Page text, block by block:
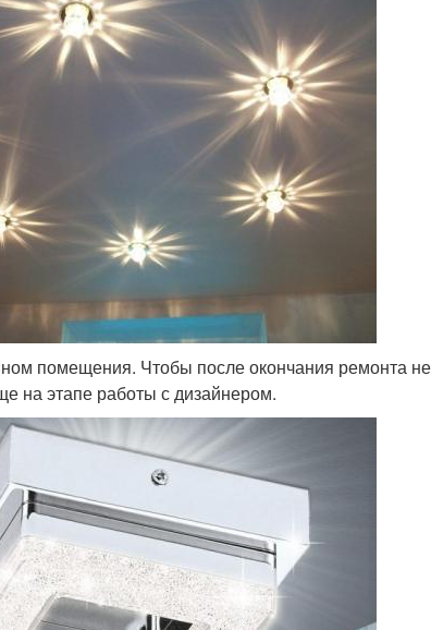
помещения. Чтобы после окончания ремонта
на этапе работы с дизайнером.